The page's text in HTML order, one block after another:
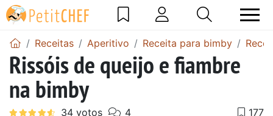
Receitas Aperitivo Receita para bimby
Rissóis de queijo e fiambre
na bimby